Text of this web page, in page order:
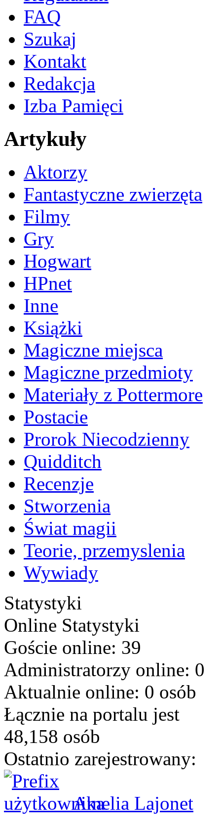
FAQ
Szukaj
Kontakt
Redakcja
Izba Pamięci
Artykuły
Aktorzy
Fantastyczne zwierzęta
Filmy
Gry
Hogwart
HPnet
Inne
Książki
Magiczne miejsca
Magiczne przedmioty
Materiały z Pottermore
Postacie
Prorok Niecodzienny
Quidditch
Recenzje
Stworzenia
Świat magii
Teorie, przemyslenia
Wywiady
Statystyki
Online Statystyki
Goście online: 39
Administratorzy online: 0
Aktualnie online: 0 osób
Łącznie na portalu jest
48,158 osób
Ostatnio zarejestrowany:
Amelia Lajonet